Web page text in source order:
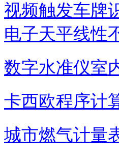
视频触发车牌
电子天平线性
数字水准仪室
卡西欧程序计
城市燃气计量